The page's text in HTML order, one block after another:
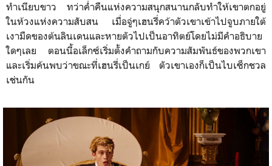
ทำเนียบขาว ทว่าค่ำคืนแห่งความสนุกสนานกลับทำให้เขาตกอยู่
ในห้วงแห่งความสับสน เมื่อจู่ๆเฮนรี่คว้าตัวเขาเข้าไปจูบภายใต้
เงามืดของต้นลินเดนและหายตัวไปเป็นอาทิตย์โดยไม่มีคำอธิบาย
ใดๆเลย ตอนนี้อเล็กซ์เริ่มตั้งคำถามกับความสัมพันธ์ของพวกเขา
และเริ่มค้นพบว่าขณะที่เฮนรี่เป็นเกย์ ตัวเขาเองก็เป็นไบเซ็กชวล
เช่นกัน